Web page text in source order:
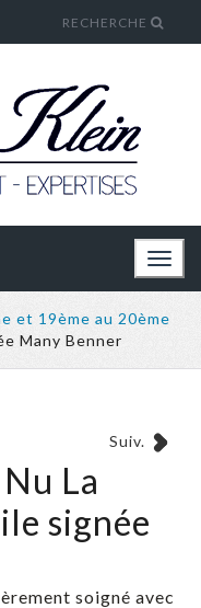
RECHERCHE
et 19ème au 20ème
Many Benner
Suiv.
La
signée
soigné avec